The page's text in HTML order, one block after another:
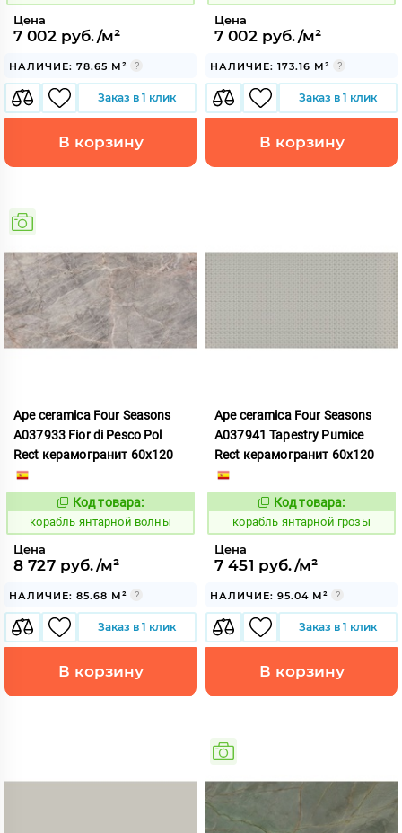
Цена
7 002 руб./м²
НАЛИЧИЕ: 78.65 М²
Заказ в 1 клик
В корзину
Цена
7 002 руб./м²
НАЛИЧИЕ: 173.16 М²
Заказ в 1 клик
В корзину
Ape ceramica Four Seasons
A037933 Fior di Pesco Pol
Rect керамогранит 60x120
781012
Код товара:
корабль янтарной волны
Цена
8 727 руб./м²
НАЛИЧИЕ: 85.68 М²
Заказ в 1 клик
В корзину
Ape ceramica Four Seasons
A037941 Tapestry Pumice
Rect керамогранит 60x120
781019
Код товара:
корабль янтарной грозы
Цена
7 451 руб./м²
НАЛИЧИЕ: 95.04 М²
Заказ в 1 клик
В корзину